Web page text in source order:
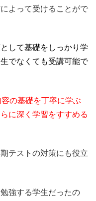
よって受けることがで
して基礎をしっかり学
でなくても受講可能で
の基礎を丁寧に学ぶ
に深く学習をすすめる
テストの対策にも役立
強する学生だったの